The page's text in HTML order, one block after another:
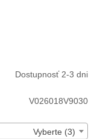
Dostupnosť 2-3 dni
V026018V9030
Vyberte (3)